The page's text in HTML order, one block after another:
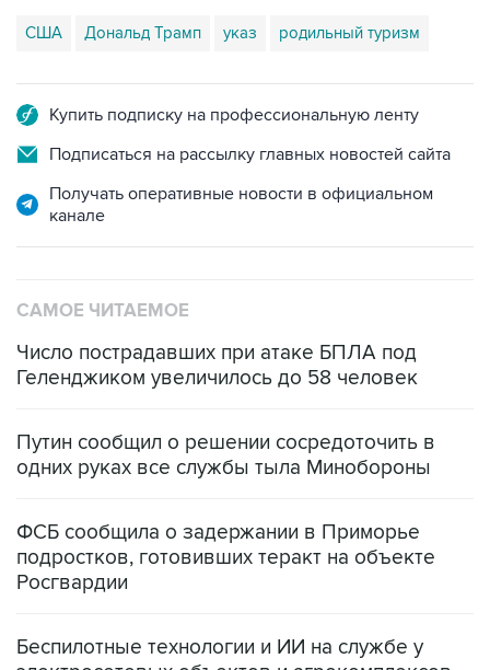
США Дональд Трамп указ родильный туризм
Купить подписку на профессиональную ленту
Подписаться на рассылку главных новостей сайта
Получать оперативные новости в официальном
канале
САМОЕ ЧИТАЕМОЕ
Число пострадавших при атаке БПЛА под
Геленджиком увеличилось до 58 человек
Путин сообщил о решении сосредоточить в
одних руках все службы тыла Минобороны
ФСБ сообщила о задержании в Приморье
подростков, готовивших теракт на объекте
Росгвардии
Беспилотные технологии и ИИ на службе у